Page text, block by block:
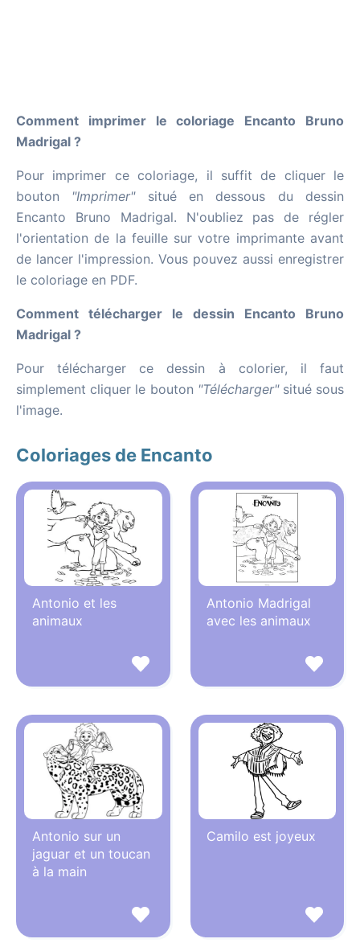
Comment imprimer le coloriage Encanto Bruno
Madrigal ?
Pour imprimer ce coloriage, il suffit de cliquer le
bouton "Imprimer"situé en dessous du dessin
Encanto Bruno Madrigal. N'oubliez pas de régler
l'orientation de la feuille sur votre imprimante avant
de lancer l'impression. Vous pouvez aussi enregistrer
le coloriage en PDF.
Comment télécharger le dessin Encanto Bruno
Madrigal ?
Pour télécharger ce dessin à colorier, il faut
simplement cliquer le bouton "Télécharger"situé sous
l'image.
Coloriages de Encanto
Antonio et les
animaux
Antonio Madrigal
avec les animaux
Antonio sur un
jaguar et un toucan
à la main
Camilo est joyeux